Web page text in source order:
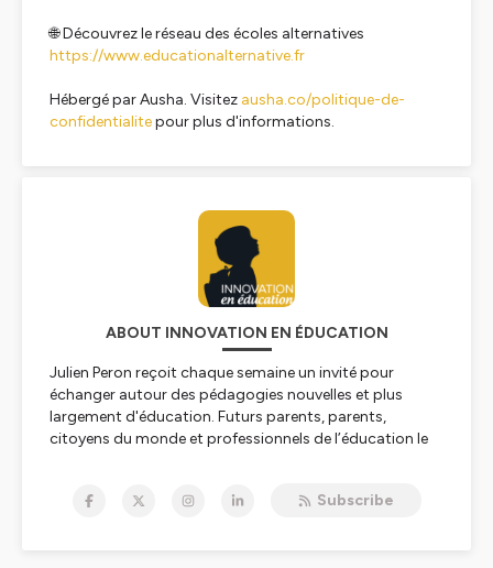
🌐 Découvrez le réseau des écoles alternatives
https://www.educationalternative.fr
Hébergé par Ausha. Visitez ausha.co/politique-de-
confidentialitepour plus d'informations.
ABOUT INNOVATION EN ÉDUCATION
Julien Peron reçoit chaque semaine un invité pour
échanger autour des pédagogies nouvelles et plus
largement d'éducation. Futurs parents, parents,
citoyens du monde et professionnels de l’éducation le
Subscribe